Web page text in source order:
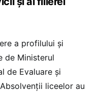
a profilului și
de Ministerul
de Evaluare și
liceelor au